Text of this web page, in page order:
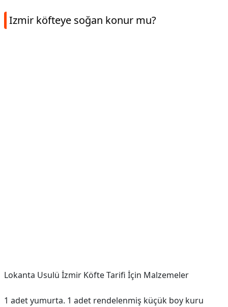
Izmir köfteye soğan konur mu?
Lokanta Usulü İzmir Köfte Tarifi İçin Malzemeler
1 adet yumurta. 1 adet rendelenmiş küçük boy kuru